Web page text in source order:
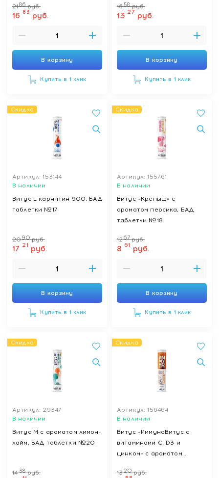
2186 руб.
16 83 руб.
В корзину
Купить в 1 клик
1658 руб.
13 27 руб.
В корзину
Купить в 1 клик
Скидка
Артикул: 153144
В наличии
Витус L-карнитин 900, БАД
таблетки №17
2090 руб.
17 21 руб.
В корзину
Купить в 1 клик
Скидка
Артикул: 155761
В наличии
Витус «Крепыш» с
ароматом персика, БАД
таблетки №18
1267 руб.
8 61 руб.
В корзину
Купить в 1 клик
Скидка
Артикул: 29347
В наличии
Витус М с ароматом лимон-
лайм, БАД таблетки №20
14 38 руб.
Скидка
Артикул: 156464
В наличии
Витус «ИммуноВитус с
витаминами С, D3 и
цинком» с ароматом
таблетки №20
1320 руб.